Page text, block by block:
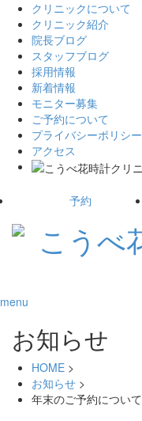
クリニックについて
クリニック紹介
院長ブログ
スタッフブログ
採用情報
新着情報
モニター募集
ご予約について
プライバシーポリシー
アクセス
予約
menu
お知らせ
HOME >
お知らせ >
年末のご予約について